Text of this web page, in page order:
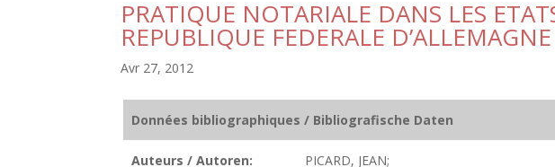
PRATIQUE NOTARIALE DANS LES
REPUBLIQUE FEDERALE D’ALLEMAGNE
Avr 27, 2012
Données bibliographiques / Bibliografische Daten
Auteurs / Autoren: PICARD, JEAN;